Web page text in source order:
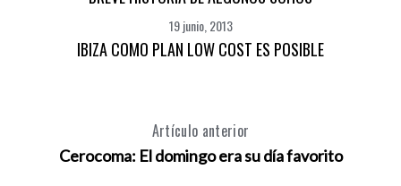
19 junio, 2013
IBIZA COMO PLAN LOW COST ES POSIBLE
Artículo anterior
Cerocoma: El domingo era su día favorito